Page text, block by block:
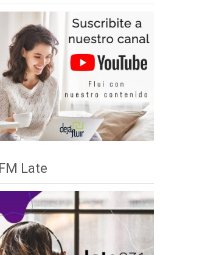
FM Late